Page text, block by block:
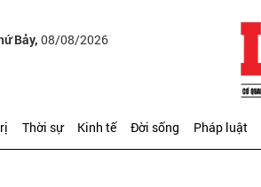
Bảy, 08/08/2026
Thời sự Kinh tế Đời sống Pháp luật